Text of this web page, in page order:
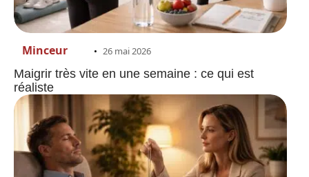
Minceur 26 mai 2026
Maigrir très vite en une semaine : ce qui est
réaliste